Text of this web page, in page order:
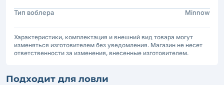
Тип воблера Minnow
Характеристики, комплектация и внешний вид товара могут
изменяться изготовителем без уведомления. Магазин не несет
ответственности за изменения, внесенные изготовителем.
Подходит для ловли